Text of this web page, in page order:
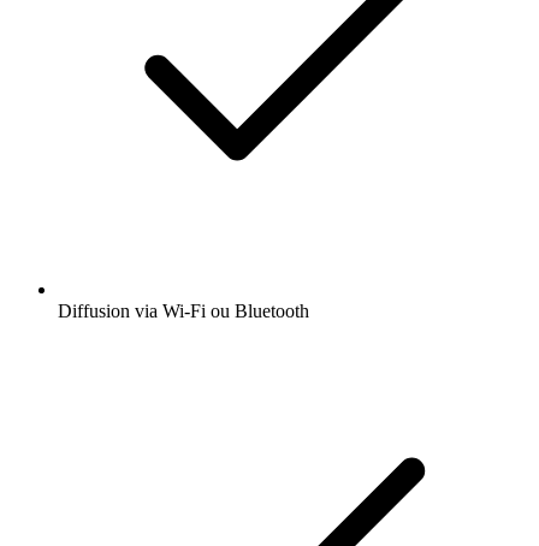
Diffusion via Wi-Fi ou Bluetooth